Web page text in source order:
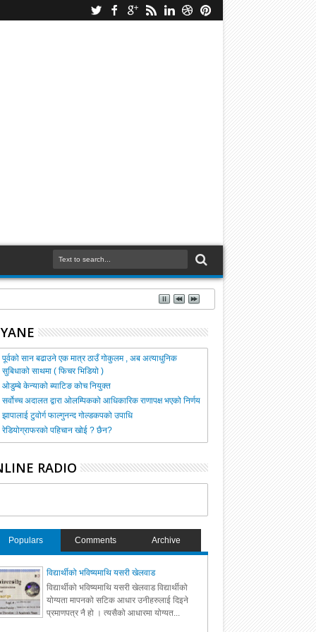
पूर्वको सान बढाउने एक मात्र ठाउँ गोकुलम , अब अत्याधुनिक
सुबिधाको साथमा ( फिचर भिडियो )
ओडुम्बे केन्याको ब्याटिङ कोच नियुक्त
सर्वोच्च अदालत द्वारा ओलम्पिकको आधिकारिक राणापक्ष भएको निर्णय
झापालाई टुवोर्ग फाल्गुनन्द गोल्डकपको उपाधि
रेडियोग्राफरको पहिचान खोई ? छैन?
RADIO
Populars Comments Archive
विद्यार्थीको भविष्यमाथि यसरी खेलवाड
विद्यार्थीको भविष्यमाथि यसरी खेलवाड विद्यार्थीको
योग्यता मापनको सटिक आधार उनीहरुलाई दिइने
प्रमाणपत्र नै हो । त्यसैको आधारमा योग्यत...